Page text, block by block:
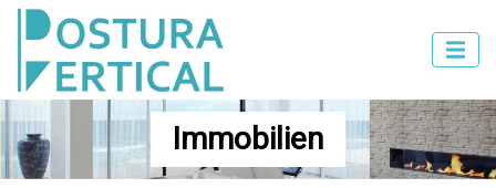
Immobilien